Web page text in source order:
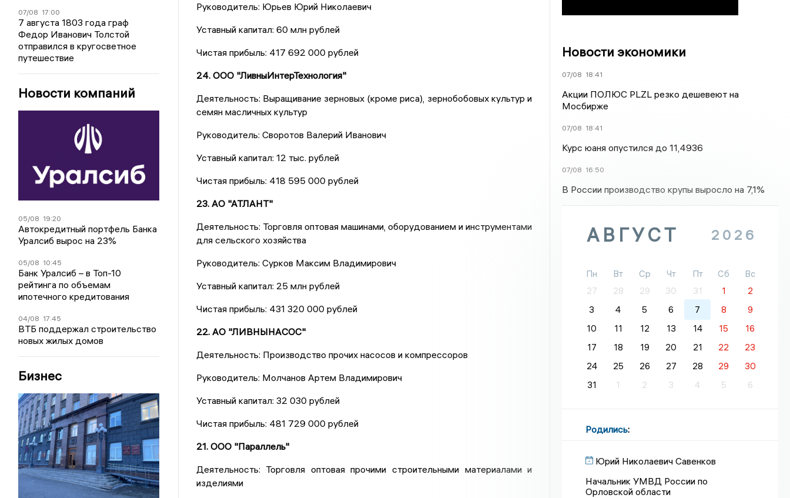
07/08 17:00
7 августа 1803 года граф
Федор Иванович Толстой
отправился в кругосветное
путешествие
Новости компаний
05/08 19:20
Автокредитный портфель Банка
Уралсиб вырос на 23%
05/08 10:45
Банк Уралсиб – в Топ-10
рейтинга по объемам
ипотечного кредитования
04/08 17:45
ВТБ поддержал строительство
новых жилых домов
Бизнес
Руководитель: Юрьев Юрий Николаевич
Уставный капитал: 60 млн рублей
Чистая прибыль: 417 692 000 рублей
24. ООО "ЛивныИнтерТехнология"
Деятельность: Выращивание зерновых (кроме риса), зернобобовых культур и
семян масличных культур
Руководитель: Своротов Валерий Иванович
Уставный капитал: 12 тыс. рублей
Чистая прибыль: 418 595 000 рублей
23. АО "АТЛАНТ"
Деятельность: Торговля оптовая машинами, оборудованием и инструментами
для сельского хозяйства
Руководитель: Сурков Максим Владимирович
Уставный капитал: 25 млн рублей
Чистая прибыль: 431 320 000 рублей
22. АО "ЛИВНЫНАСОС"
Деятельность: Производство прочих насосов и компрессоров
Руководитель: Молчанов Артем Владимирович
Уставный капитал: 32 030 рублей
Чистая прибыль: 481 729 000 рублей
21. ООО "Параллель"
Деятельность: Торговля оптовая прочими строительными материалами и
изделиями
Новости экономики
07/08 18:41
Акции ПОЛЮС PLZL резко дешевеют на
Мосбирже
07/08 18:41
Курс юаня опустился до 11,4936
07/08 16:50
В России производство крупы выросло на 7,1%
АВГУСТ 2026
Пн Вт Ср Чт Пт Сб
Вс
27
28 29 30 31 1
2
3
4 5 6 7 8
9
10
11 12 13 14 15
16
17
18 19 20 21 22
23
24
25 26 27 28 29
30
31
1 2 3 4 5 6
Родились:
Юрий Николаевич Савенков
Начальник УМВД России по
Орловской области